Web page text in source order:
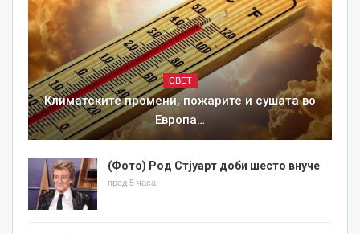
СВЕТ
Климатските промени, пожарите и сушата во
Европа…
(Фото) Род Стјуарт доби шесто внуче
пред 5 часа